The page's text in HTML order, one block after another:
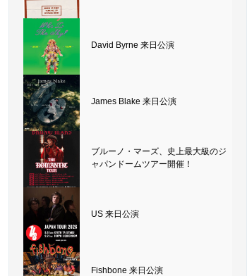
David Byrne 来日公演
James Blake 来日公演
ブルーノ・マーズ、史上最大級のジ
ャパンドームツアー開催！
US 来日公演
Fishbone 来日公演